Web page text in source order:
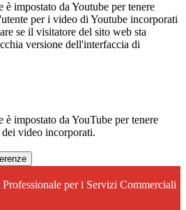
è impostato da Youtube per tenere
per i video di Youtube incorporati
se il visitatore del sito web sta
versione dell'interfaccia di
è impostato da YouTube per tenere
video incorporati.
per i Servizi Commerciali